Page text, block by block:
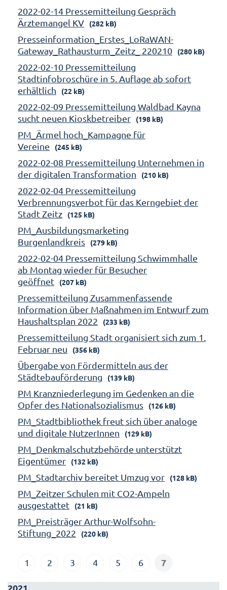
2022-02-14 Pressemitteilung Gespräch
Ärztemangel KV
(282 kB)
Presseinformation_Erstes_LoRaWAN-
Gateway_Rathausturm_Zeitz_ 220210
(280 kB)
2022-02-10 Pressemitteilung
Stadtinfobroschüre in 5. Auflage ab sofort
erhältlich
(22 kB)
2022-02-09 Pressemitteilung Waldbad Kayna
sucht neuen Kioskbetreiber
(198 kB)
PM_Ärmel hoch_Kampagne für
Vereine
(245 kB)
2022-02-08 Pressemitteilung Unternehmen in
der digitalen Transformation
(210 kB)
2022-02-04 Pressemitteilung
Verbrennungsverbot für das Kerngebiet der
Stadt Zeitz
(125 kB)
PM_Ausbildungsmarketing
Burgenlandkreis
(279 kB)
2022-02-04 Pressemitteilung Schwimmhalle
ab Montag wieder für Besucher
geöffnet
(207 kB)
Pressemitteilung Zusammenfassende
Information über Maßnahmen im Entwurf zum
Haushaltsplan 2022
(233 kB)
Pressemitteilung Stadt organisiert sich zum 1.
Februar neu
(356 kB)
Übergabe von Fördermitteln aus der
Städtebauförderung
(139 kB)
PM Kranzniederlegung im Gedenken an die
Opfer des Nationalsozialismus
(126 kB)
PM_Stadtbibliothek freut sich über analoge
und digitale NutzerInnen
(129 kB)
PM_Denkmalschutzbehörde unterstützt
Eigentümer
(132 kB)
PM_Stadtarchiv bereitet Umzug vor (128 kB)
PM_Zeitzer Schulen mit CO2-Ampeln
ausgestattet
(21 kB)
PM_Preisträger Arthur-Wolfsohn-
Stiftung_2022
(220 kB)
1 2 3 4 5 6 7
2021